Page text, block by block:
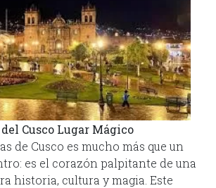
Cusco Lugar Mágico
de Cusco es mucho más que un
es el corazón palpitante de una
historia, cultura y magia. Este